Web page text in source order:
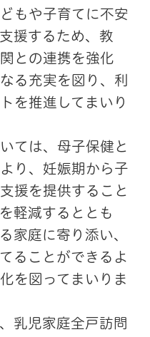
もや子育てに不安
援するため、教
との連携を強化
る充実を図り、利
を推進してまいり
ては、母子保健と
り、妊娠期から子
援を提供すること
軽減するととも
家庭に寄り添い、
ることができるよ
を図ってまいりま
乳児家庭全戸訪問